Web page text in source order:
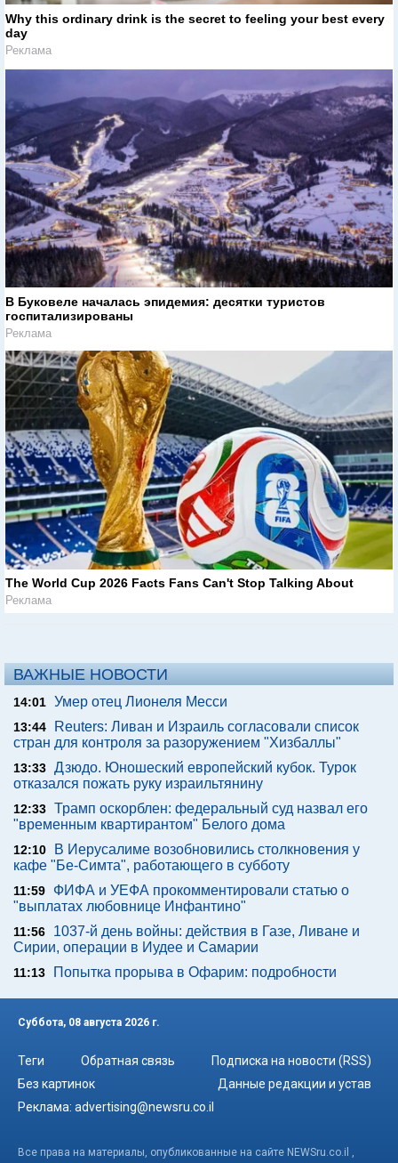
Why this ordinary drink is the secret to feeling your best every
day
Реклама
В Буковеле началась эпидемия: десятки туристов
госпитализированы
Реклама
The World Cup 2026 Facts Fans Can't Stop Talking About
Реклама
ВАЖНЫЕ НОВОСТИ
14:01 Умер отец Лионеля Месси
13:44
Reuters: Ливан и Израиль согласовали список
стран для контроля за разоружением "Хизбаллы"
13:33 Дзюдо. Юношеский европейский кубок. Турок
отказался пожать руку израильтянину
12:33 Трамп оскорблен: федеральный суд назвал его
"временным квартирантом" Белого дома
12:10
В Иерусалиме возобновились столкновения у
кафе "Бе-Симта", работающего в субботу
11:59
ФИФА и УЕФА прокомментировали статью о
"выплатах любовнице Инфантино"
11:56
1037-й день войны: действия в Газе, Ливане и
Сирии, операции в Иудее и Самарии
11:13 Попытка прорыва в Офарим: подробности
Суббота, 08 августа 2026 г.
Теги Обратная связь
Подписка на новости (RSS)
Без картинок
Данные редакции и устав
Реклама: advertising@newsru.co.il
Все права на материалы, опубликованные на сайте NEWSru.co.il ,